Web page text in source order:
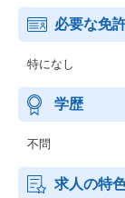
必要な免
特になし
学歴
不問
求人の特